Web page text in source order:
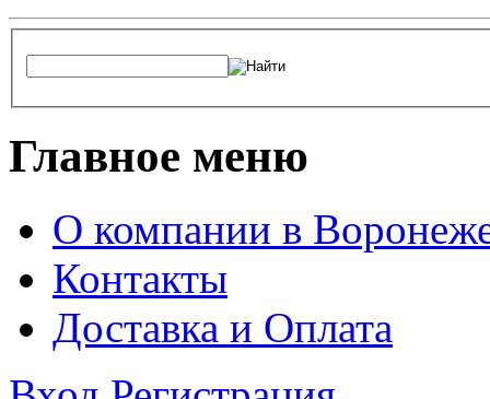
Главное меню
О компании в
Контакты
Доставка и Оплата